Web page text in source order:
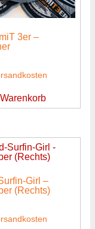
3er –
Girl –
(Rechts)